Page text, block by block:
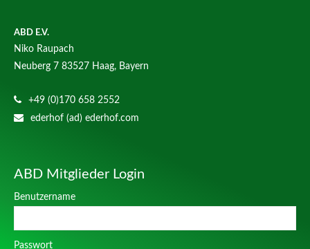
ABD E.V.
Niko Raupach
Neuberg 7 83527 Haag, Bayern
+49 (0)170 658 2552
ederhof (ad) ederhof.com
ABD Mitglieder Login
Benutzername
Passwort